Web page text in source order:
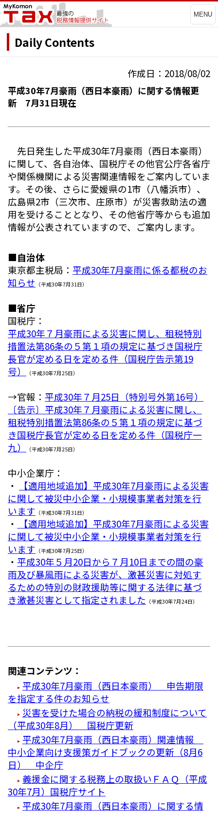
MENU
Daily Contents
作成日：2018/08/02
平成30年7月豪雨（西日本豪雨）に関する情報更
新 7月31日現在
先日発生した平成30年7月豪雨（西日本豪雨）
に関して、各自治体、国税庁その他官公庁各省庁
や関係機関による災害関連情報をご案内していま
す。その後、さらに愛媛県の1市（八幡浜市）、
広島県2市（三次市、庄原市）が災害救助法の適
用を受けることとなり、その他省庁等からも追加
情報が公表されていますので、ご案内します。
■自治体
東京都主税局： 平成30年7月豪雨に係る都税のお
知らせ （平成30年7月31日）
■省庁
国税庁：
平成30年７月豪雨による災害に関し、租税特別
措置法第86条の５第１項の規定に基づき国税庁
長官が定める日を定める件（国税庁告示第19
号）
（平成30年7月25日）
→官報： 平成30年７月25日（特別号外第16号）
〔告示〕平成30年７月豪雨による災害に関し、
租税特別措置法第86条の５第１項の規定に基づ
き国税庁長官が定める日を定める件（国税庁一
九）
（平成30年7月25日）
中小企業庁：
・
【適用地域追加】平成30年7月豪雨による災害
に関して被災中小企業・小規模事業者対策を行
います （平成30年7月31日）
・
【適用地域追加】平成30年7月豪雨による災害
に関して被災中小企業・小規模事業者対策を行
います （平成30年7月25日）
・ 平成30年５月20日から７月10日までの間の豪
雨及び暴風雨による災害が、激甚災害に対処す
るための特別の財政援助等に関する法律に基づ
き激甚災害として指定されました （平成30年7月24日）
関連コンテンツ：
平成30年7月豪雨（西日本豪雨） 申告期限
を指定する件のお知らせ
災害を受けた場合の納税の緩和制度について
（平成30年8月） 国税庁更新
平成30年7月豪雨（西日本豪雨）関連情報
中小企業向け支援策ガイドブックの更新（8月6
日） 中企庁
義援金に関する税務上の取扱いＦＡＱ（平成
30年7月）国税庁サイト
平成30年7月豪雨（西日本豪雨）に関する情